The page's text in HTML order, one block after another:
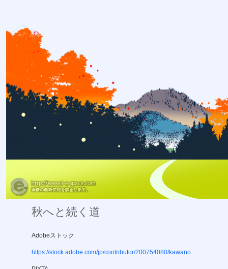
秋へと続く道
Adobeストック
https://stock.adobe.com/jp/contributor/200754080/kawano